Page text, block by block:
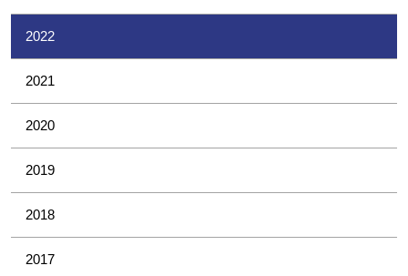
2022
2021
2020
2019
2018
2017